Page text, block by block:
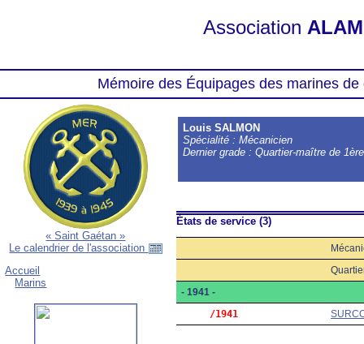
Association
Mémoire des Équipages des marines
« Saint Gaétan »
Le calendrier de l'association
Accueil
Marins
Louis SALMON
Spécialité : Mécanicien
Dernier grade : Quartier-maître de
États de service (3)
- 1941 -
     /1941